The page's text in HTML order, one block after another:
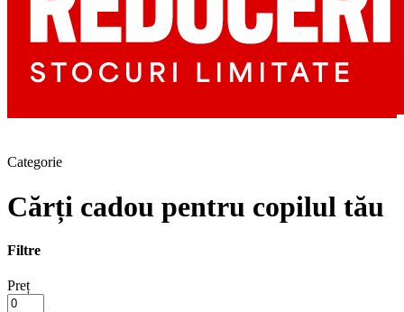
Categorie
Cărți cadou pentru copilul tău
Filtre
Preț